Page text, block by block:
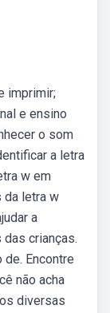
imprimir;
e ensino
o som
a letra
w em
da letra w
a
crianças.
Encontre
não acha
diversas